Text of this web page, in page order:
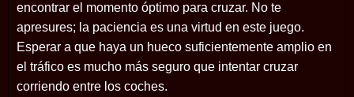
encontrar el momento óptimo para cruzar. No te
apresures; la paciencia es una virtud en este juego.
Esperar a que haya un hueco suficientemente amplio en
el tráfico es mucho más seguro que intentar cruzar
corriendo entre los coches.